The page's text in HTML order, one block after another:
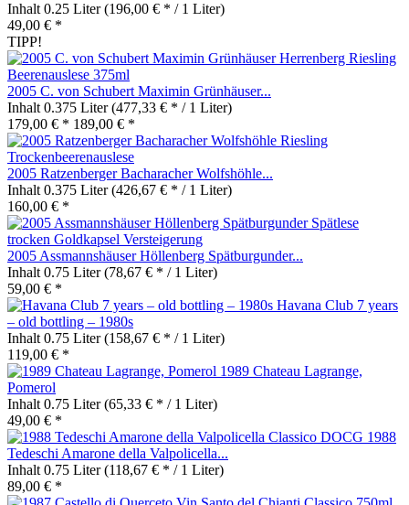
Inhalt 0.25 Liter(196,00 € * / 1 Liter)
49,00 € *
TIPP!
2005 C. von Schubert Maximin Grünhäuser...
Inhalt 0.375 Liter(477,33 € * / 1 Liter)
179,00 € * 189,00 € *
2005 Ratzenberger Bacharacher Wolfshöhle...
Inhalt 0.375 Liter(426,67 € * / 1 Liter)
160,00 € *
2005 Assmannshäuser Höllenberg Spätburgunder...
Inhalt 0.75 Liter(78,67 € * / 1 Liter)
59,00 € *
Havana Club 7 years
– old bottling – 1980s
Inhalt 0.75 Liter(158,67 € * / 1 Liter)
119,00 € *
1989 Chateau Lagrange,
Pomerol
Inhalt 0.75 Liter(65,33 € * / 1 Liter)
49,00 € *
1988
Tedeschi Amarone della Valpolicella...
Inhalt 0.75 Liter(118,67 € * / 1 Liter)
89,00 € *